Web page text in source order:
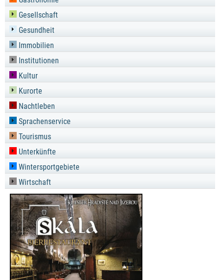
Gesellschaft
Gesundheit
Immobilien
Institutionen
Kultur
Kurorte
Nachtleben
Sprachenservice
Tourismus
Unterkünfte
Wintersportgebiete
Wirtschaft